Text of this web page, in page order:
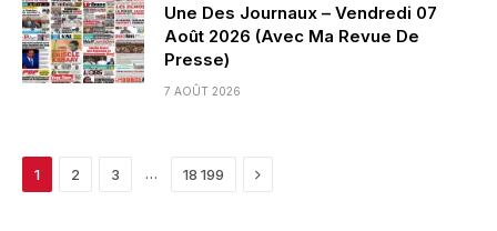
Une Des Journaux – Vendredi 07
Août 2026 (Avec Ma Revue De
Presse)
7 AOÛT 2026
1 2 3 … 18 199 Next